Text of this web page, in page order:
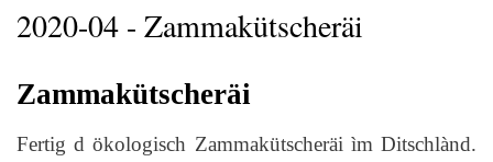
2020-04 - Zammakütscheräi
Zammakütscheräi
Fertig d ökologisch Zammakütscheräi ìm Ditschlànd.